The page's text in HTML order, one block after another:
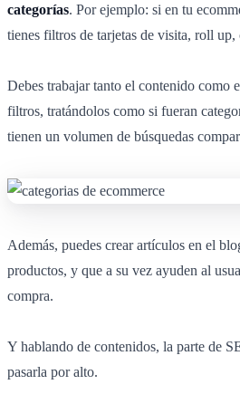
categorías. Por ejemplo: si en tu
tienes filtros de tarjetas de visita, roll up,
Debes trabajar tanto el contenido como
filtros, tratándolos como si fueran
tienen un volumen de búsquedas
Además, puedes crear artículos en el
productos, y que a su vez ayuden al
compra.
Y hablando de contenidos, la parte de
pasarla por alto.